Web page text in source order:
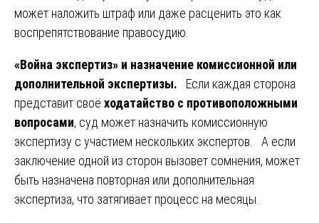
может наложить штраф или даже расценить это как
воспрепятствование правосудию.
«Война экспертиз» и назначение комиссионной или
дополнительной экспертизы.
Если каждая сторона
представит своё ходатайство с противоположными
вопросами, суд может назначить комиссионную
экспертизу с участием нескольких экспертов. А если
заключение одной из сторон вызовет сомнения, может
быть назначена повторная или дополнительная
экспертиза, что затягивает процесс на месяцы.